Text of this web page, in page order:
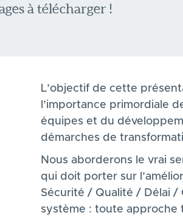
à télécharger !
L’objectif de cette
l’importance primordiale
équipes et du
démarches de
Nous aborderons le vrai
qui doit porter sur
Sécurité / Qualité / Délai /
système : toute approche